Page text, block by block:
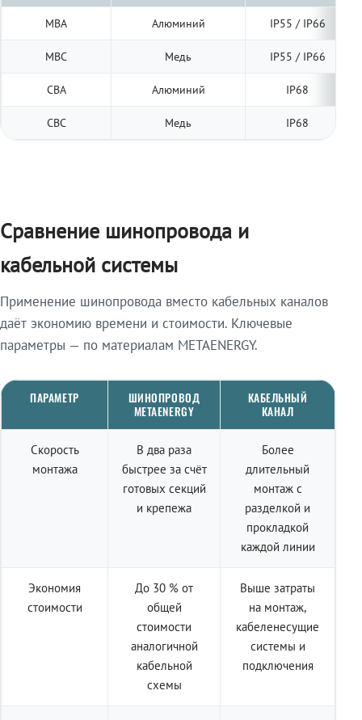
МВА Алюминий IP55 / IP66
МВС Медь IP55 / IP66
СВА Алюминий IP68
СВС Медь IP68
Сравнение шинопровода и
кабельной системы
Применение шинопровода вместо кабельных каналов
даёт экономию времени и стоимости. Ключевые
параметры — по материалам METAENERGY.
ПАРАМЕТР
ШИНОПРОВОД
METAENERGY
КАБЕЛЬНЫЙ
КАНАЛ
Скорость
монтажа
В два раза
быстрее за счёт
готовых секций
и крепежа
Более
длительный
монтаж с
разделкой и
прокладкой
каждой линии
Экономия
стоимости
До 30 % от
общей
стоимости
аналогичной
кабельной
схемы
Выше затраты
на монтаж,
кабеленесущие
системы и
подключения